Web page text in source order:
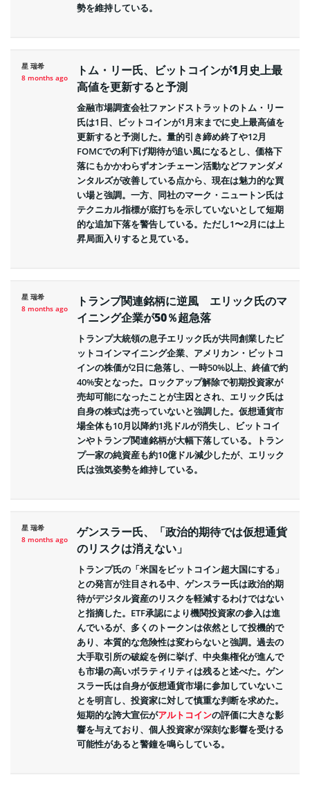
勢を維持している。
星 瑞希
8 months ago
トム・リー氏、ビットコインが1月史上最
高値を更新すると予測
金融市場調査会社ファンドストラットのトム・リー
氏は1日、ビットコインが1月末までに史上最高値を
更新すると予測した。量的引き締め終了や12月
FOMCでの利下げ期待が追い風になるとし、価格下
落にもかかわらずオンチェーン活動などファンダメ
ンタルズが改善している点から、現在は魅力的な買
い場と強調。一方、同社のマーク・ニュートン氏は
テクニカル指標が底打ちを示していないとして短期
的な追加下落を警告している。ただし1〜2月には上
昇局面入りすると見ている。
星 瑞希
8 months ago
トランプ関連銘柄に逆風 エリック氏のマ
イニング企業が50％超急落
トランプ大統領の息子エリック氏が共同創業したビ
ットコインマイニング企業、アメリカン・ビットコ
インの株価が2日に急落し、一時50%以上、終値で約
40%安となった。ロックアップ解除で初期投資家が
売却可能になったことが主因とされ、エリック氏は
自身の株式は売っていないと強調した。仮想通貨市
場全体も10月以降約1兆ドルが消失し、ビットコイ
ンやトランプ関連銘柄が大幅下落している。トラン
プ一家の純資産も約10億ドル減少したが、エリック
氏は強気姿勢を維持している。
星 瑞希
8 months ago
ゲンスラー氏、「政治的期待では仮想通貨
のリスクは消えない」
トランプ氏の「米国をビットコイン超大国にする」
との発言が注目される中、ゲンスラー氏は政治的期
待がデジタル資産のリスクを軽減するわけではない
と指摘した。ETF承認により機関投資家の参入は進
んでいるが、多くのトークンは依然として投機的で
あり、本質的な危険性は変わらないと強調。過去の
大手取引所の破綻を例に挙げ、中央集権化が進んで
も市場の高いボラティリティは残ると述べた。ゲン
スラー氏は自身が仮想通貨市場に参加していないこ
とを明言し、投資家に対して慎重な判断を求めた。
短期的な誇大宣伝がアルトコインの評価に大きな影
響を与えており、個人投資家が深刻な影響を受ける
可能性があると警鐘を鳴らしている。